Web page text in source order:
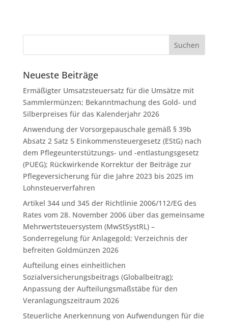
Neueste Beiträge
Ermäßigter Umsatzsteuersatz für die Umsätze mit
Sammlermünzen; Bekanntmachung des Gold- und
Silberpreises für das Kalenderjahr 2026
Anwendung der Vorsorgepauschale gemäß § 39b
Absatz 2 Satz 5 Einkommensteuergesetz (EStG) nach
dem Pflegeunterstützungs- und -entlastungsgesetz
(PUEG); Rückwirkende Korrektur der Beiträge zur
Pflegeversicherung für die Jahre 2023 bis 2025 im
Lohnsteuerverfahren
Artikel 344 und 345 der Richtlinie 2006/112/EG des
Rates vom 28. November 2006 über das gemeinsame
Mehrwertsteuersystem (MwStSystRL) –
Sonderregelung für Anlagegold; Verzeichnis der
befreiten Goldmünzen 2026
Aufteilung eines einheitlichen
Sozialversicherungsbeitrags (Globalbeitrag);
Anpassung der Aufteilungsmaßstäbe für den
Veranlagungszeitraum 2026
Steuerliche Anerkennung von Aufwendungen für die